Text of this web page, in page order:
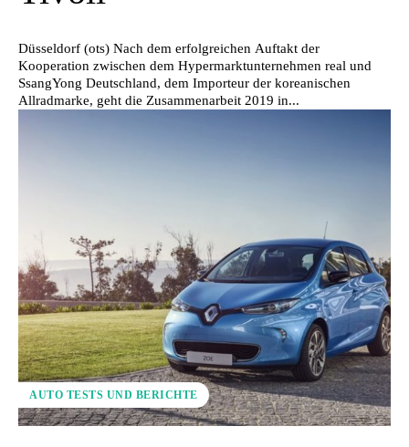
Düsseldorf (ots) Nach dem erfolgreichen Auftakt der
Kooperation zwischen dem Hypermarktunternehmen real und
SsangYong Deutschland, dem Importeur der koreanischen
Allradmarke, geht die Zusammenarbeit 2019 in...
AUTO TESTS UND BERICHTE